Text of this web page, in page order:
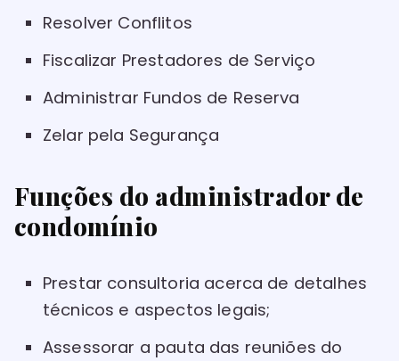
Resolver Conflitos
Fiscalizar Prestadores de Serviço
Administrar Fundos de Reserva
Zelar pela Segurança
Funções do administrador de
condomínio
Prestar consultoria acerca de detalhes
técnicos e aspectos legais;
Assessorar a pauta das reuniões do